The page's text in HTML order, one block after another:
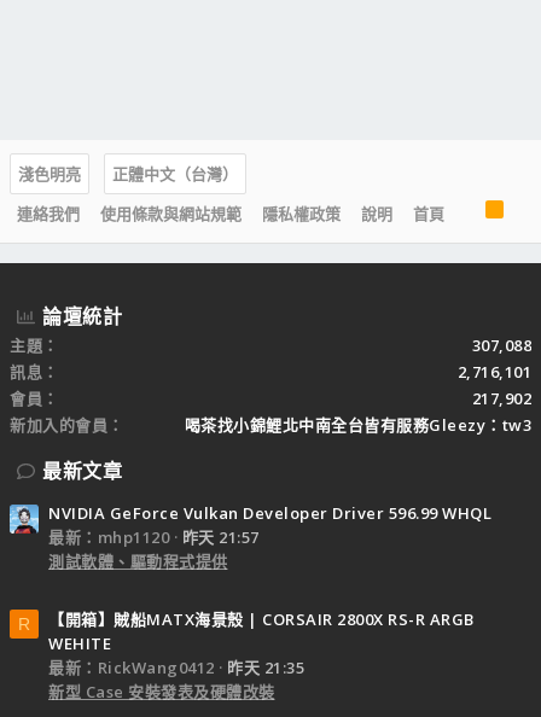
淺色明亮
正體中文（台灣）
連絡我們
使用條款與網站規範 隱私權政策 說明 首頁
R
S
S
論壇統計
主題
307,088
訊息
2,716,101
會員
217,902
新加入的會員
喝茶找小錦鯉北中南全台皆有服務Gleezy：tw3
最新文章
NVIDIA GeForce Vulkan Developer Driver 596.99 WHQL
最新：mhp1120
昨天 21:57
測試軟體、驅動程式提供
R
【開箱】賊船MATX海景殼 | CORSAIR 2800X RS-R ARGB
WEHITE
最新：RickWang0412
昨天 21:35
新型 Case 安裝發表及硬體改裝